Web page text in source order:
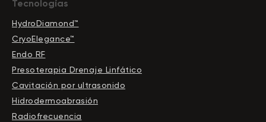
Tecnologías
HydroDiamond™
CryoElegance™
Endo RF
Presoterapia Drenaje Linfático
Cavitación por ultrasonido
Hidrodermoabrasión
Radiofrecuencia